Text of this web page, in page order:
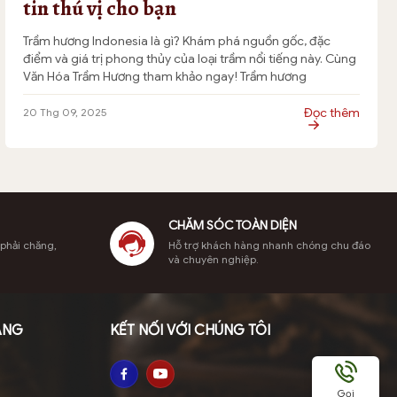
tin thú vị cho bạn
Trầm hương Indonesia là gì? Khám phá nguồn gốc, đặc
điểm và giá trị phong thủy của loại trầm nổi tiếng này. Cùng
Văn Hóa Trầm Hương tham khảo ngay! Trầm hương
Indonesia, hay còn gọi là trầm Indo, là một trong những loại
gỗ quý hiếm được yêu thích nhất trên thế giới nhờ […]
20 Thg 09, 2025 Đọc thêm
chăng,
CHĂM SÓC TOÀN DIỆN
Hỗ trợ khách hàng nhanh chóng chu đáo
và chuyên nghiệp.
KẾT NỐI VỚI CHÚNG TÔI
Gọi